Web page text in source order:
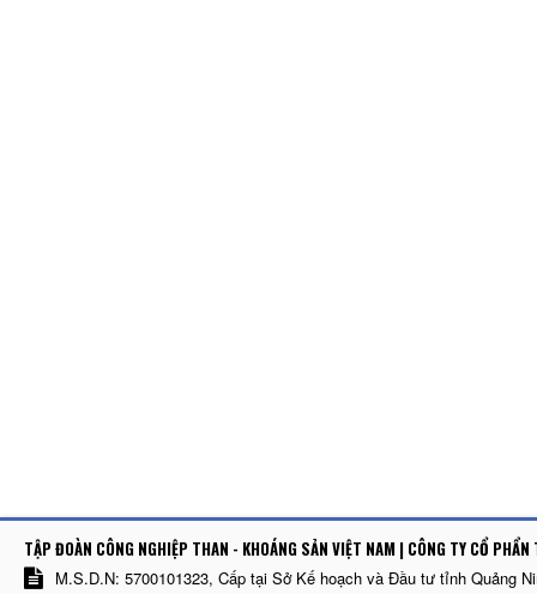
TẬP ĐOÀN CÔNG NGHIỆP THAN - KHOÁNG SẢN VIỆT NAM | CÔNG TY CỔ
M.S.D.N: 5700101323, Cấp tại Sở Kế hoạch và Đầu tư tỉnh Quảng